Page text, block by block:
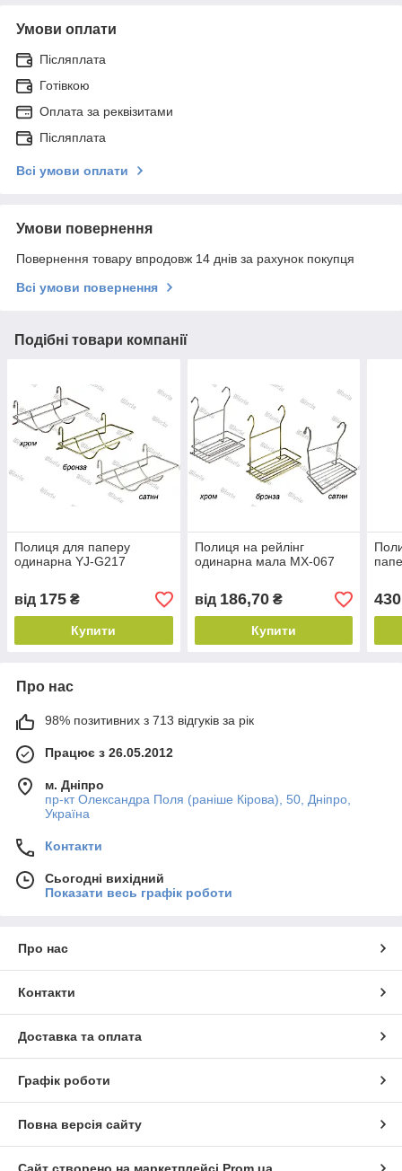
Умови оплати
Післяплата
Готівкою
Оплата за реквізитами
Післяплата
Всі умови оплати
Умови повернення
Повернення товару впродовж 14 днів за рахунок покупця
Всі умови повернення
Подібні товари компанії
Полиця для паперу
одинарна YJ-G217
від 175 ₴
Купити
Полиця на рейлінг
одинарна мала МХ-067
від 186,70₴
Купити
430
Про нас
98% позитивних з 713 відгуків за рік
Працює з 26.05.2012
м. Дніпро
пр-кт Олександра Поля (раніше Кірова), 50, Дніпро,
Україна
Контакти
Сьогодні вихідний
Показати весь графік роботи
Про нас
Контакти
Доставка та оплата
Графік роботи
Повна версія сайту